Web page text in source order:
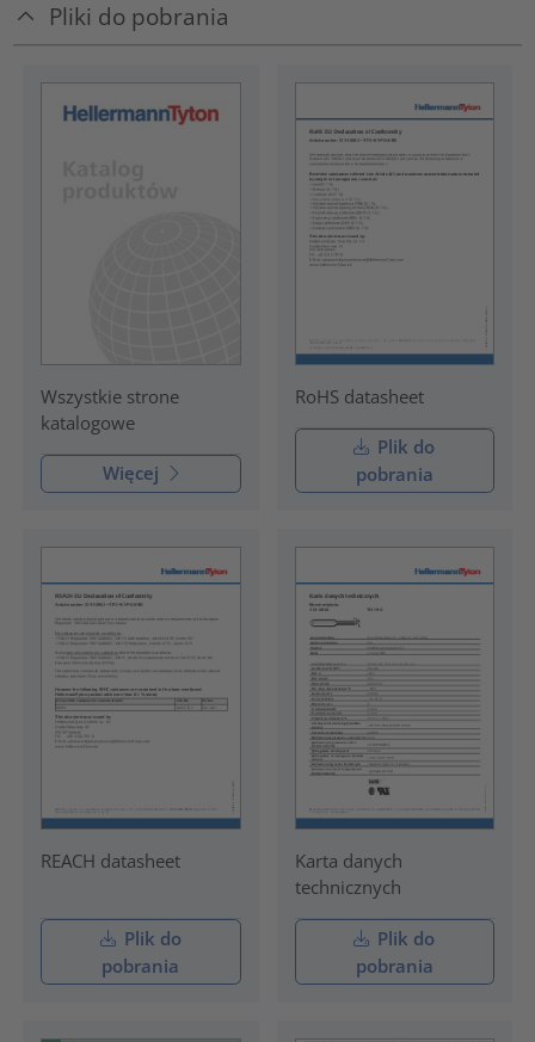
Pliki do pobrania
Wszystkie strone
katalogowe
Więcej
RoHS datasheet
Plik do
pobrania
REACH datasheet
Plik do
pobrania
Karta danych
technicznych
Plik do
pobrania